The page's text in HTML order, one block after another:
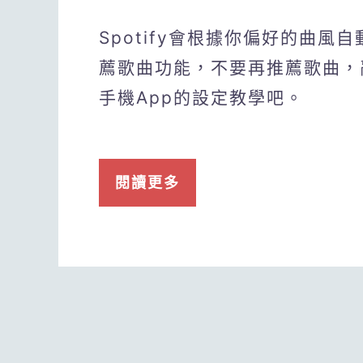
Spotify會根據你偏好的曲風
薦歌曲功能，不要再推薦歌曲
手機App的設定教學吧。
閱讀更多